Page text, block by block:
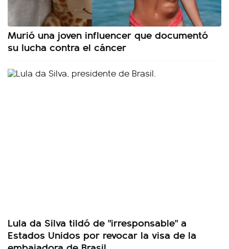
Murió una joven influencer que documentó
su lucha contra el cáncer
Lula da Silva tildó de "irresponsable" a
Estados Unidos por revocar la visa de la